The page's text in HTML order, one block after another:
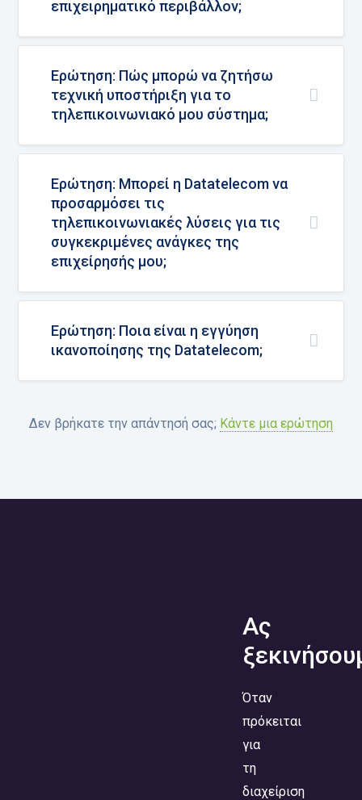
επιχειρηματικό περιβάλλον;
Ερώτηση: Πώς μπορώ να ζητήσω
τεχνική υποστήριξη για το
τηλεπικοινωνιακό μου σύστημα;
Ερώτηση: Μπορεί η Datatelecom να
προσαρμόσει τις
τηλεπικοινωνιακές λύσεις για τις
συγκεκριμένες ανάγκες της
επιχείρησής μου;
Ερώτηση: Ποια είναι η εγγύηση
ικανοποίησης της Datatelecom;
Δεν βρήκατε την απάντησή σας; Κάντε μια ερώτηση
Ας
Όταν
πρόκειται
για
τη
διαχείριση